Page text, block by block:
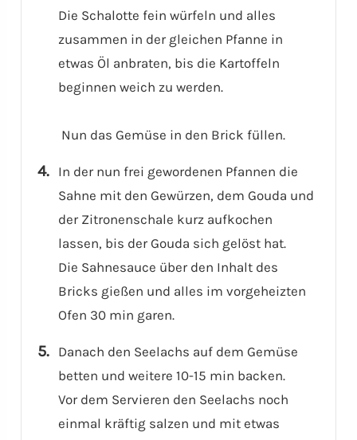
Die Schalotte fein würfeln und alles
zusammen in der gleichen Pfanne in
etwas Öl anbraten, bis die Kartoffeln
beginnen weich zu werden.
Nun das Gemüse in den Brick füllen.
In der nun frei gewordenen Pfannen die
Sahne mit den Gewürzen, dem Gouda und
der Zitronenschale kurz aufkochen
lassen, bis der Gouda sich gelöst hat.
Die Sahnesauce über den Inhalt des
Bricks gießen und alles im vorgeheizten
Ofen 30 min garen.
Danach den Seelachs auf dem Gemüse
betten und weitere 10-15 min backen.
Vor dem Servieren den Seelachs noch
einmal kräftig salzen und mit etwas